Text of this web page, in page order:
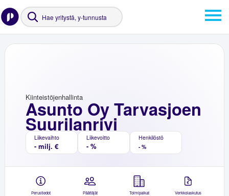
Asunto Oy Tarvasjoen
Suurilanrivi
Kiinteistöjenhallinta
Liikevaihto
- milj. €
Liikevoitto
- %
Henkilöstö
- %
Perustiedot Päättäjät Toimipaikat Verkkolaskutus